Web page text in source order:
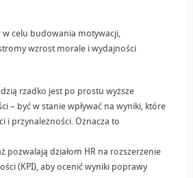
w celu budowania motywacji,
wzrost morale i wydajności
rzadko jest po prostu wyższe
– być w stanie wpływać na wyniki, które
i przynależności. Oznacza to
pozwalają działom HR na rozszerzenie
(KPI), aby ocenić wyniki poprawy